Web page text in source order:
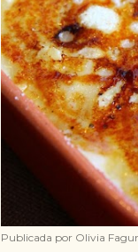
Publicada por Olivia